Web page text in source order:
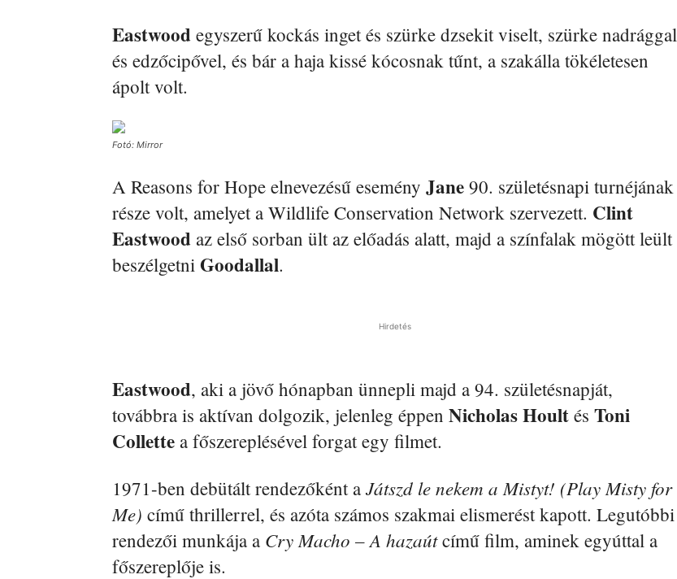
Eastwood egyszerű kockás inget és szürke dzsekit viselt, szürke nadrággal
és edzőcipővel, és bár a haja kissé kócosnak tűnt, a szakálla tökéletesen
ápolt volt.
Fotó: Mirror
A Reasons for Hope elnevezésű esemény Jane 90. születésnapi turnéjának
része volt, amelyet a Wildlife Conservation Network szervezett. Clint
Eastwood az első sorban ült az előadás alatt, majd a színfalak mögött leült
beszélgetni Goodallal.
Hirdetés
Eastwood, aki a jövő hónapban ünnepli majd a 94. születésnapját,
továbbra is aktívan dolgozik, jelenleg éppen Nicholas Hoult és Toni
Collette a főszereplésével forgat egy filmet.
1971-ben debütált rendezőként a Játszd le nekem a Mistyt! (Play Misty for
Me) című thrillerrel, és azóta számos szakmai elismerést kapott. Legutóbbi
rendezői munkája a Cry Macho – A hazaútcímű film, aminek egyúttal a
főszereplője is.